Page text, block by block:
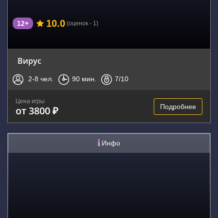
12+ 10.0 (оценок - 1)
Вирус
2-8 чел. 90 мин. 7/10
Цена игры
от 3800 ₽ Подробнее
Инфо